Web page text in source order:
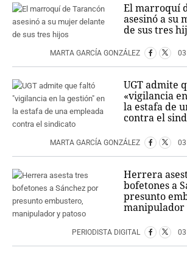
El marroquí
asesinó a su
de sus tres
MARTA GARCÍA GONZÁLEZ
UGT admite
«vigilancia
la estafa de
contra el
MARTA GARCÍA GONZÁLEZ
Herrera
bofetones a
presunto
manipulador
PERIODISTA DIGITAL